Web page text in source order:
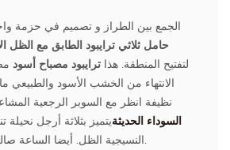
الجمع بين الطراز و تصميم في حزمة
حامل ثلاثي ترايبود الطابق مع الظل
لتفتيح المنطقة. هذا ترايبود مصباح أسود
الانتهاء من الخشب الأسود
نظيفة انظر مع السوبر الرجعية
السوداء الحديثةيتميز بثلاثة أرجل
النسيجية الظل. أيضا الساعة صالح جيد ل غرفة النوم.